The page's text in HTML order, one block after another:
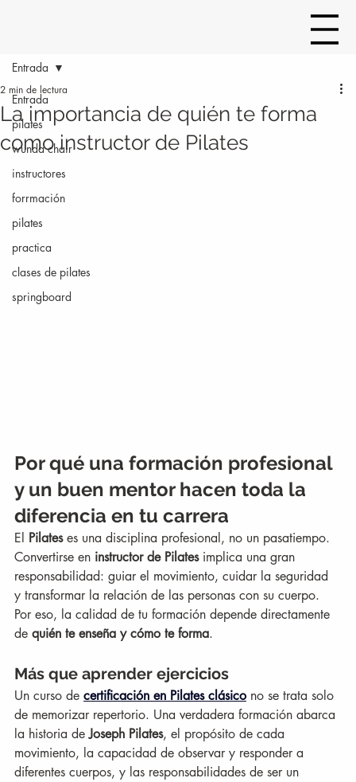
Entrada
pilates
wunda chair
instructores
forrmación
pilates
practica
clases de pilates
springboard
Entrada
La importancia de quién te forma
como instructor de Pilates
2 min de lectura
Por qué una formación profesional
y un buen mentor hacen toda la
diferencia en tu carrera
El Pilates es una disciplina profesional, no un pasatiempo.
Convertirse en instructor de Pilates implica una gran
responsabilidad: guiar el movimiento, cuidar la seguridad
y transformar la relación de las personas con su cuerpo.
Por eso, la calidad de tu formación depende directamente
de quién te enseña y cómo te forma.
Más que aprender ejercicios
Un curso de certificación en Pilates clásico no se trata solo
de memorizar repertorio. Una verdadera formación abarca
la historia de Joseph Pilates, el propósito de cada
movimiento, la capacidad de observar y responder a
diferentes cuerpos, y las responsabilidades de ser un